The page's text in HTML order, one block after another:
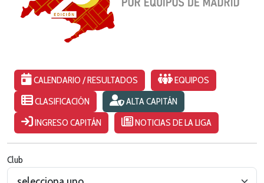
CALENDARIO / RESULTADOS
EQUIPOS
CLASIFICACIÓN
ALTA CAPITÁN
INGRESO CAPITÁN
NOTICIAS DE LA LIGA
Club